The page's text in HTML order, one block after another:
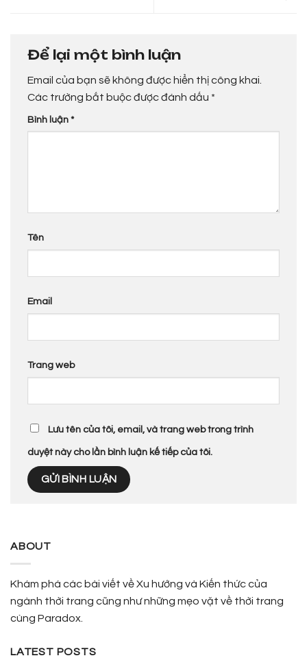
Để lại một bình luận
Email của bạn sẽ không được hiển thị công khai.
Các trường bắt buộc được đánh dấu *
Bình luận *
Tên
Email
Trang web
Lưu tên của tôi, email, và trang web trong trình
duyệt này cho lần bình luận kế tiếp của tôi.
ABOUT
Khám phá các bài viết về Xu hướng và Kiến thức của
ngành thời trang cũng như những mẹo vặt về thời trang
cùng Paradox.
LATEST POSTS